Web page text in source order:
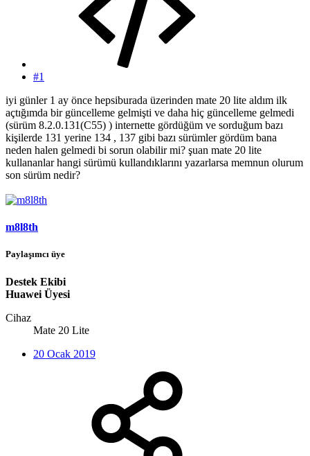
#1
iyi günler 1 ay önce hepsiburada üzerinden mate 20 lite aldım ilk
açtığımda bir güncelleme gelmişti ve daha hiç güncelleme gelmedi
(sürüm 8.2.0.131(C55) ) internette gördüğüm ve sorduğum bazı
kişilerde 131 yerine 134 , 137 gibi bazı sürümler gördüm bana
neden halen gelmedi bi sorun olabilir mi? şuan mate 20 lite
kullananlar hangi sürümü kullandıklarını yazarlarsa memnun olurum
son sürüm nedir?
m8l8th
Paylaşımcı üye
Destek Ekibi
Huawei Üyesi
Cihaz
Mate 20 Lite
20 Ocak 2019